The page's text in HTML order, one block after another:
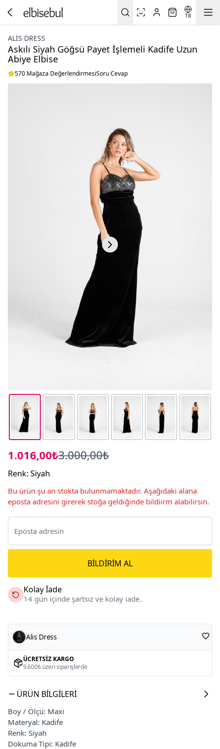
TR
ALİS DRESS
Askılı Siyah Göğsü Payet İşlemeli Kadife Uzun
Abiye Elbise
570 Mağaza DeğerlendirmesiSoru Cevap
1.016,00₺3.000,00₺
Renk: Siyah
Bu ürün şu an stokta bulunmamaktadır. Aşağıdaki alana
eposta adresini girerek stoğa geldiğinde bildiirm alabilirsin.
BILDIRIM AL
Kolay İade
14 gün içinde şartsız ve kolay iade.
Alis Dress
ÜCRETSIZ KARGO
9.600₺ üzeri siparişlerde
ÜRÜN BILGILERI
Boy / Ölçü: Maxi
Materyal: Kadife
Renk: Siyah
Dokuma Tipi: Kadife